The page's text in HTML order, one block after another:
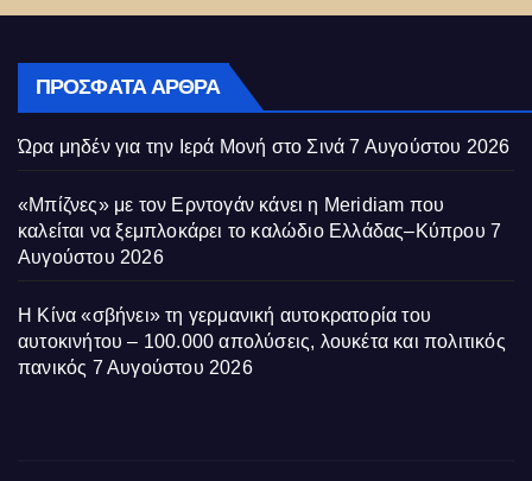
ΠΡΌΣΦΑΤΑ ΆΡΘΡΑ
Ώρα μηδέν για την Ιερά Μονή στο Σινά 7 Αυγούστου 2026
«Μπίζνες» με τον Ερντογάν κάνει η Meridiam που
καλείται να ξεμπλοκάρει το καλώδιο Ελλάδας–Κύπρου 7
Αυγούστου 2026
Η Κίνα «σβήνει» τη γερμανική αυτοκρατορία του
αυτοκινήτου – 100.000 απολύσεις, λουκέτα και πολιτικός
πανικός 7 Αυγούστου 2026